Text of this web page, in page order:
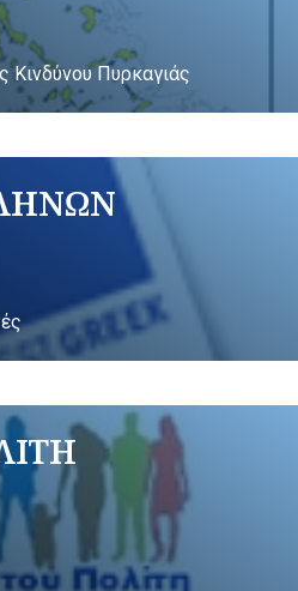
Πυρκαγιάς